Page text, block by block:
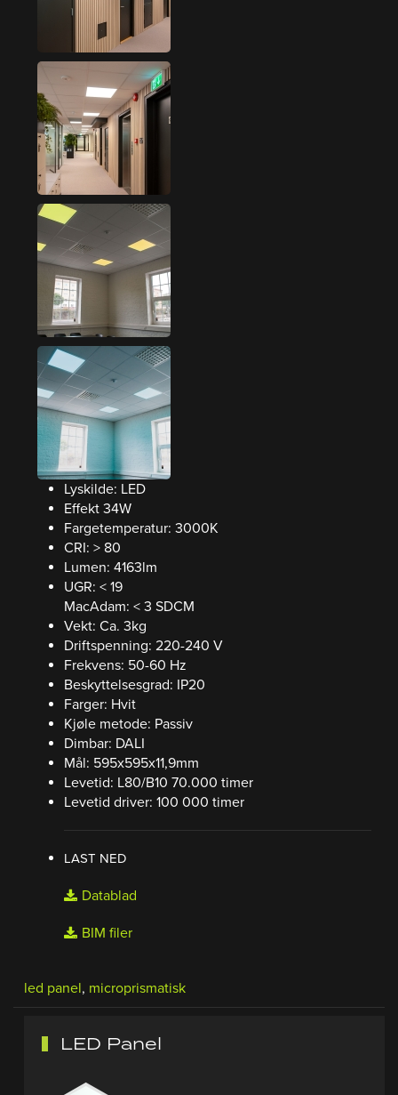
Lyskilde: LED
Effekt 34W
Fargetemperatur: 3000K
CRI: > 80
Lumen: 4163lm
UGR: < 19
MacAdam: < 3 SDCM
Vekt: Ca. 3kg
Driftspenning: 220-240 V
Frekvens: 50-60 Hz
Beskyttelsesgrad: IP20
Farger: Hvit
Kjøle metode: Passiv
Dimbar: DALI
Mål: 595x595x11,9mm
Levetid: L80/B10 70.000 timer
Levetid driver: 100 000 timer
LAST NED
Datablad
BIM filer
led panel, microprismatisk
LED Panel